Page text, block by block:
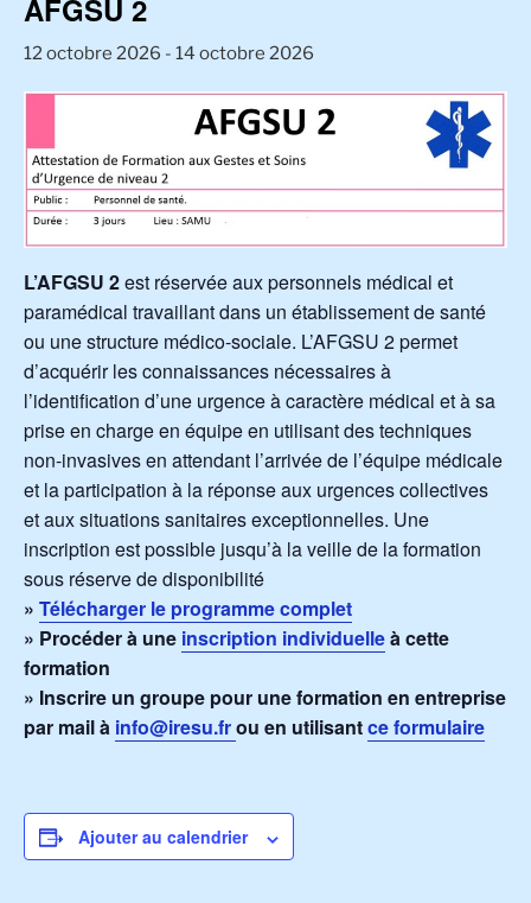
AFGSU 2
12 octobre 2026 - 14 octobre 2026
L’AFGSU 2est réservée aux personnels médical et
paramédical travaillant dans un établissement de santé
ou une structure médico-sociale. L’AFGSU 2 permet
d’acquérir les connaissances nécessaires à
l’identification d’une urgence à caractère médical et à sa
prise en charge en équipe en utilisant des techniques
non-invasives en attendant l’arrivée de l’équipe médicale
et la participation à la réponse aux urgences collectives
et aux situations sanitaires exceptionnelles. Une
inscription est possible jusqu’à la veille de la formation
sous réserve de disponibilité
» Télécharger le programme complet
» Procéder à une inscription individuelleà cette
formation
» Inscrire un groupe pour une formation en entreprise
par mail à info@iresu.frou en utilisantce formulaire
Ajouter au calendrier